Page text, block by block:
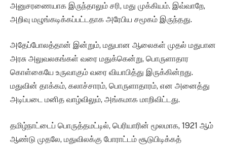
அனுசரணையாக இருந்தாலும் சரி, மது முக்கியம். இவ்வாறே,
அறிவு மழுங்கடிக்கப்பட்டதாக அரேபிய சமூகம் இருந்தது.
அதேப்போலத்தான் இன்றும், மதுபான ஆலைகள் முதல் மதுபான
அரசு அலுவலகங்கள் வரை மதுக்கென்று, பொருளாதார
கொள்கையே உருவாகும் வரை வியாபித்து இருக்கின்றது.
மதுவின் தாக்கம், கலாச்சாரம், பொருளாதாரம், என அனைத்து
அடிப்படை மனித வாழ்விலும், அங்கமாக மாறிவிட்டது.
தமிழ்நாட்டைப் பொருத்தமட்டில், பெரியாரின் மூலமாக, 1921 ஆம்
ஆண்டு முதலே, மதுவிலக்கு போராட்டம் சூடுபிடிக்கத்